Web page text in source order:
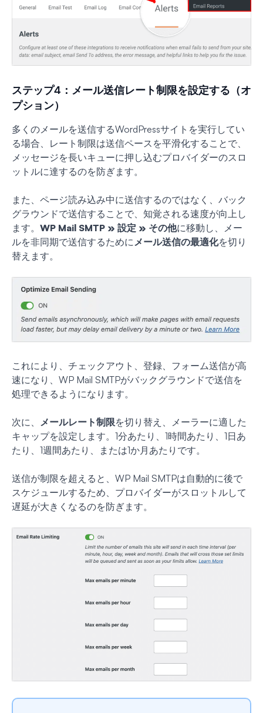
ステップ4：メール送信レート制限を設定する（オ
プション）
多くのメールを送信するWordPressサイトを実行してい
る場合、レート制限は送信ペースを平滑化することで、
メッセージを長いキューに押し込むプロバイダーのスロ
ットルに達するのを防ぎます。
また、ページ読み込み中に送信するのではなく、バック
グラウンドで送信することで、知覚される速度が向上し
ます。 WP Mail SMTP » 設定 » その他に移動し、メー
ルを非同期で送信するために メール送信の最適化を切り
替えます。
これにより、チェックアウト、登録、フォーム送信が高
速になり、WP Mail SMTPがバックグラウンドで送信を
処理できるようになります。
次に、 メールレート制限を切り替え、メーラーに適した
キャップを設定します。1分あたり、1時間あたり、1日あ
たり、1週間あたり、または1か月あたりです。
送信が制限を超えると、WP Mail SMTPは自動的に後で
スケジュールするため、プロバイダーがスロットルして
遅延が大きくなるのを防ぎます。